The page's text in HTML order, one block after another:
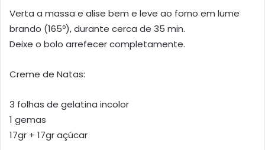
Verta a massa e alise bem e leve ao forno em lume
brando (165º), durante cerca de 35 min.
Deixe o bolo arrefecer completamente.
Creme de Natas:
3 folhas de gelatina incolor
1 gemas
17gr + 17gr açúcar